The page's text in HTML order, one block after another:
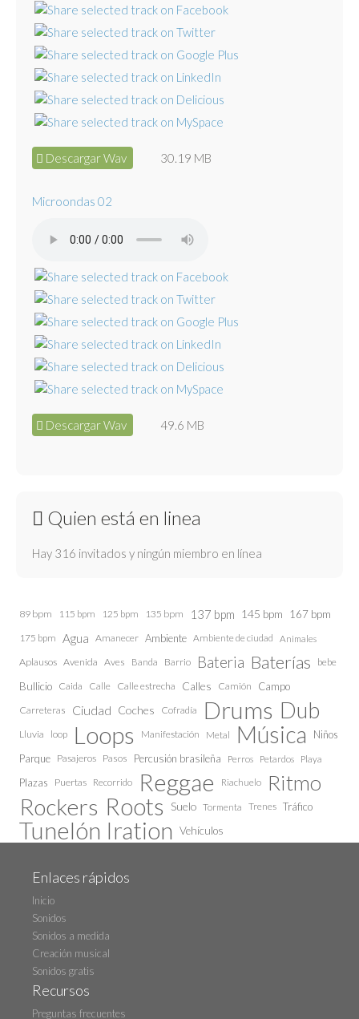
Descargar Wav 30.19 MB
Microondas 02
Descargar Wav 49.6 MB
Quien está en linea
Hay 316 invitados y ningún miembro en línea
89 bpm 115 bpm 125 bpm 135 bpm 137 bpm 145 bpm 167 bpm
175 bpm Agua Amanecer Ambiente Ambiente de ciudad Animales
Aplausos Avenida Aves Banda Barrio Bateria Baterías bebe
Bullicio Caida Calle Calle estrecha Calles Camión Campo
Carreteras Ciudad Coches Cofradía Drums Dub
Lluvia loop Loops Manifestación Metal Música
Niños
Parque Pasajeros Pasos Percusión brasileña Perros Petardos Playa
Plazas Puertas Recorrido Reggae Riachuelo Ritmo
Rockers Roots Suelo Tormenta Trenes Tráfico
Tunelón Iration Vehículos
Enlaces rápidos
Inicio
Sonidos
Sonidos a medida
Creación musical
Sonidos gratis
Recursos
Preguntas frecuentes